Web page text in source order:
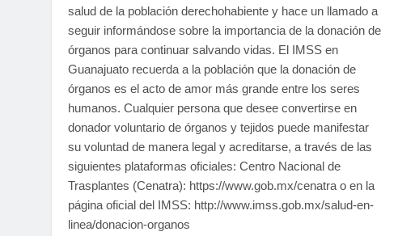
salud de la población derechohabiente y hace un llamado a
seguir informándose sobre la importancia de la donación de
órganos para continuar salvando vidas. El IMSS en
Guanajuato recuerda a la población que la donación de
órganos es el acto de amor más grande entre los seres
humanos. Cualquier persona que desee convertirse en
donador voluntario de órganos y tejidos puede manifestar
su voluntad de manera legal y acreditarse, a través de las
siguientes plataformas oficiales: Centro Nacional de
Trasplantes (Cenatra): https://www.gob.mx/cenatra o en la
página oficial del IMSS: http://www.imss.gob.mx/salud-en-
linea/donacion-organos